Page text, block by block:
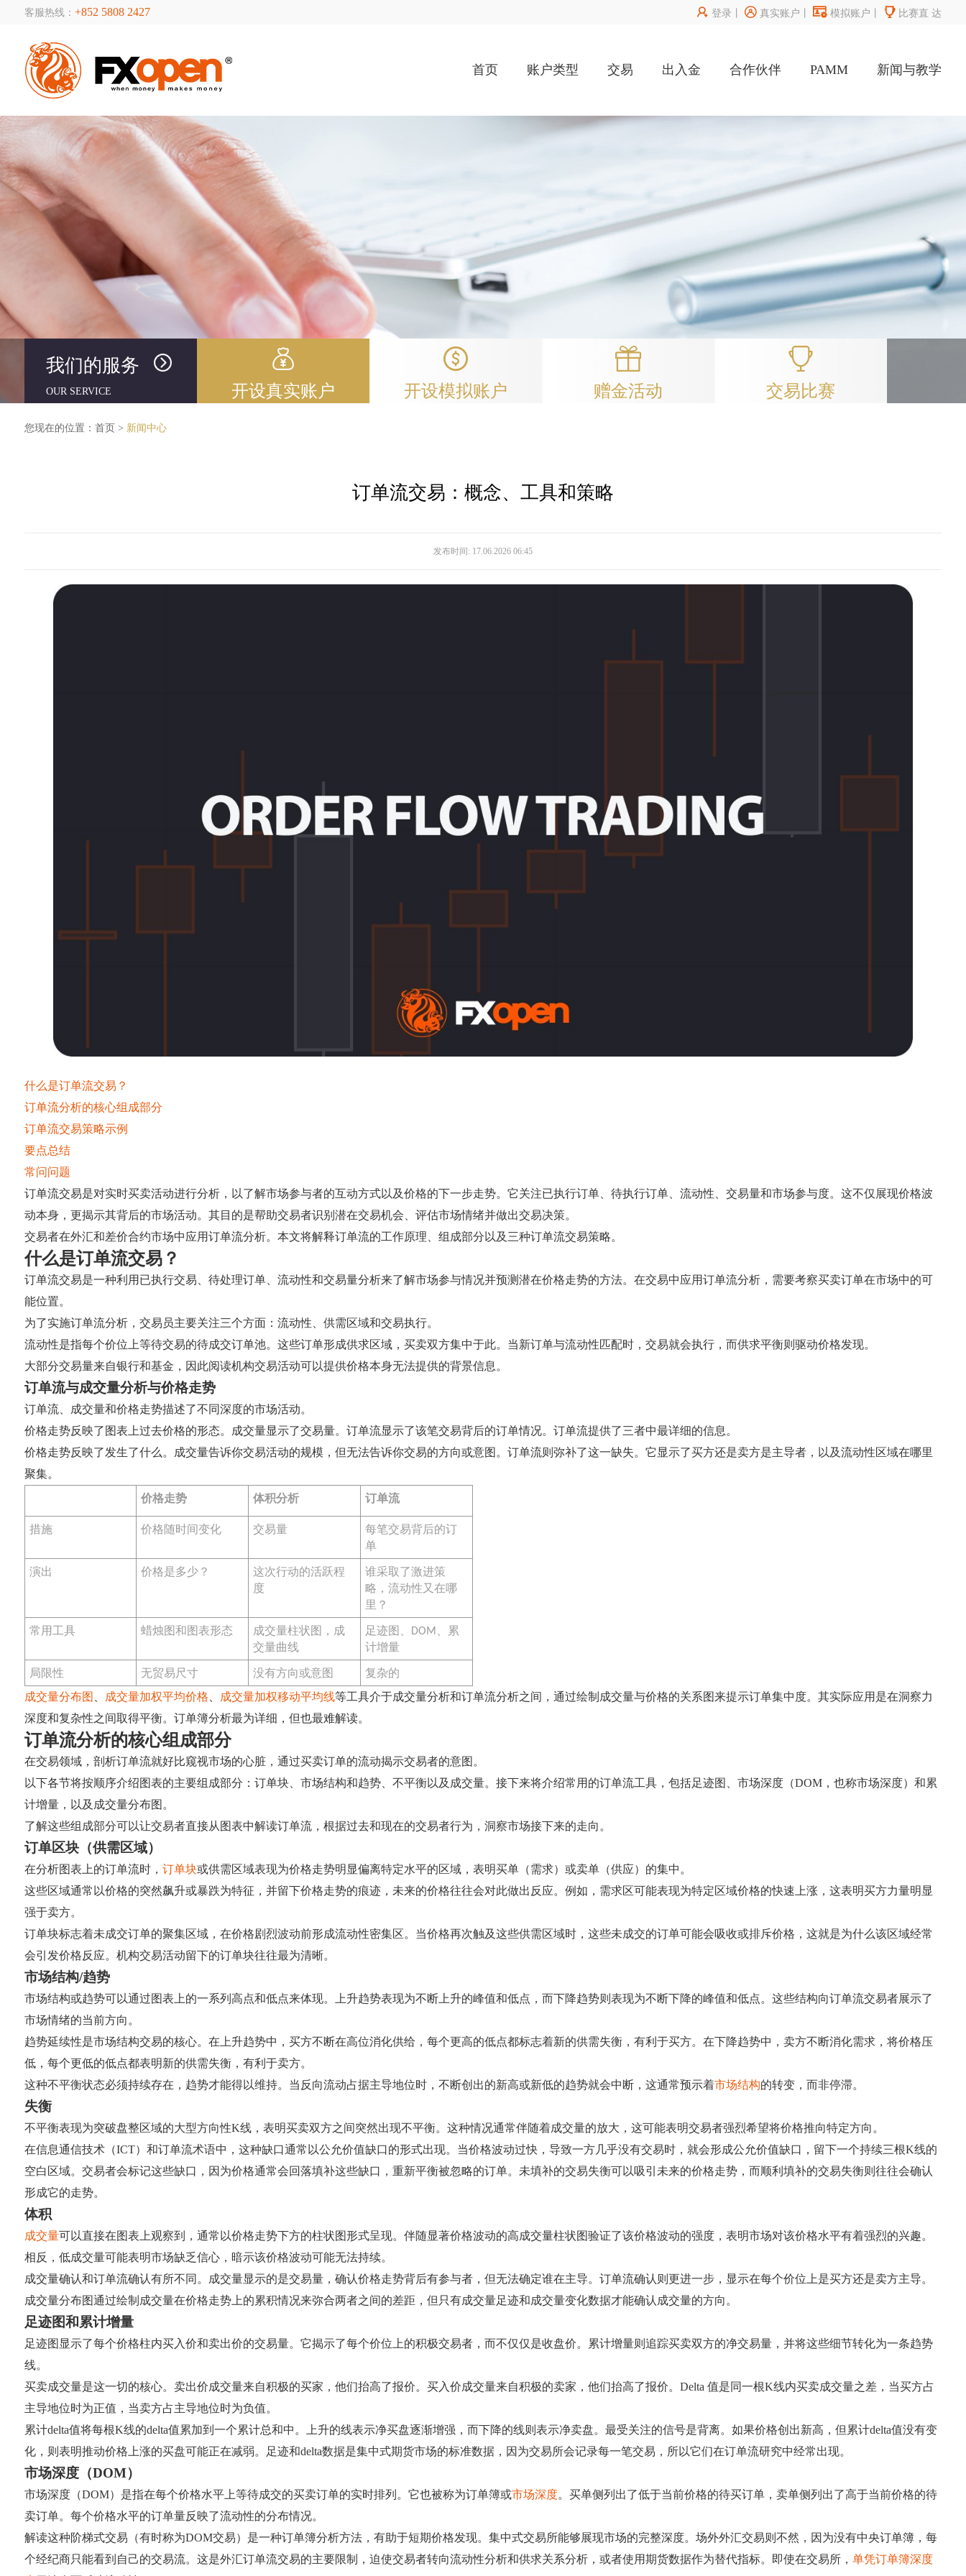
客服热线： +852 5808 2427  登录 丨 真实账户  模拟账户  比赛直 达
首页 账户类型 交易 出入金 合作伙伴 PAMM 新闻与教学
我们的服务
OUR SERVICE 开设真实账户 开设模拟账户 赠金活动 交易比赛
您现在的位置： 首页 > 新闻中心
订单流交易：概念、工具和策略
发布时间: 17.06.2026 06:45
什么是订单流交易？
订单流分析的核心组成部分
订单流交易策略示例
要点总结
常问问题
订单流交易是对实时买卖活动进行分析，以了解市场参与者的互动方式以及价格的下一步走势。它关注已执行订单、待执行订单、流动性、交易量和市场参与度。这不仅展现价格波
动本身，更揭示其背后的市场活动。其目的是帮助交易者识别潜在交易机会、评估市场情绪并做出交易决策。
交易者在外汇和差价合约市场中应用订单流分析。本文将解释订单流的工作原理、组成部分以及三种订单流交易策略。
什么是订单流交易？
订单流交易是一种利用已执行交易、待处理订单、流动性和交易量分析来了解市场参与情况并预测潜在价格走势的方法。在交易中应用订单流分析，需要考察买卖订单在市场中的可
能位置。
为了实施订单流分析，交易员主要关注三个方面：流动性、供需区域和交易执行。
流动性是指每个价位上等待交易的待成交订单池。这些订单形成供求区域，买卖双方集中于此。当新订单与流动性匹配时，交易就会执行，而供求平衡则驱动价格发现。
大部分交易量来自银行和基金，因此阅读机构交易活动可以提供价格本身无法提供的背景信息。
订单流与成交量分析与价格走势
订单流、成交量和价格走势描述了不同深度的市场活动。
价格走势反映了图表上过去价格的形态。成交量显示了交易量。订单流显示了该笔交易背后的订单情况。订单流提供了三者中最详细的信息。
价格走势反映了发生了什么。成交量告诉你交易活动的规模，但无法告诉你交易的方向或意图。订单流则弥补了这一缺失。它显示了买方还是卖方是主导者，以及流动性区域在哪里
聚集。
价格走势 体积分析 订单流
措施 价格随时间变化 交易量
每笔交易背后的订
单
演出 价格是多少？
这次行动的活跃程
度
谁采取了激进策
略，流动性又在哪
里？
常用工具 蜡烛图和图表形态
成交量柱状图，成
交量曲线
足迹图、DOM、累
计增量
局限性 无贸易尺寸 没有方向或意图 复杂的
成交量分布图 成交量加权平均价格 成交​​量加权移动平均线等工具介于成交量分析和订单流分析之间，通过绘制成交量与价格的关系图来提示订单集中度。其实际应用是在洞察力
深度和复杂性之间取得平衡。订单簿分析最为详细，但也最难解读。
订单流分析的核心组成部分
在交易领域，剖析订单流就好比窥视市场的心脏，通过买卖订单的流动揭示交易者的意图。
以下各节将按顺序介绍图表的主要组成部分：订单块、市场结构和趋势、不平衡以及成交量。接下来将介绍常用的订单流工具，包括足迹图、市场深度（DOM，也称市场深度）和累
计增量，以及成交量分布图。
了解这些组成部分可以让交易者直接从图表中解读订单流，根据过去和现在的交易者行为，洞察市场接下来的走向。
订单区块（供需区域）
在分析图表上的订单流时， 订单块或供需区域表现为价格走势明显偏离特定水平的区域，表明买单（需求）或卖单（供应）的集中。
这些区域通常以价格的突然飙升或暴跌为特征，并留下价格走势的痕迹，未来的价格往往会对此做出反应。例如，需求区可能表现为特定区域价格的快速上涨，这表明买方力量明显
强于卖方。
订单块标志着未成交订单的聚集区域，在价格剧烈波动前形成流动性密集区。当价格再次触及这些供需区域时，这些未成交的订单可能会吸收或排斥价格，这就是为什么该区域经常
会引发价格反应。机构交易活动留下的订单块往往最为清晰。
市场结构/趋势
市场结构或趋势可以通过图表上的一系列高点和低点来体现。上升趋势表现为不断上升的峰值和低点，而下降趋势则表现为不断下降的峰值和低点。这些结构向订单流交易者展示了
市场情绪的当前方向。
趋势延续性是市场结构交易的核心。在上升趋势中，买方不断在高位消化供给，每个更高的低点都标志着新的供需失衡，有利于买方。在下降趋势中，卖方不断消化需求，将价格压
低，每个更低的低点都表明新的供需失衡，有利于卖方。
这种不平衡状态必须持续存在，趋势才能得以维持。当反向流动占据主导地位时，不断创出的新高或新低的趋势就会中断，这通常预示着市场结构的转变，而非停滞。
失衡
不平衡表现为突破盘整区域的大型方向性K线，表明买卖双方之间突然出现不平衡。这种情况通常伴随着成交量的放大，这可能表明交易者强烈希望将价格推向特定方向。
在信息通信技术（ICT）和订单流术语中，这种缺口通常以公允价值缺口的形式出现。当价格波动过快，导致一方几乎没有交易时，就会形成公允价值缺口，留下一个持续三根K线的
空白区域。交易者会标记这些缺口，因为价格通常会回落填补这些缺口，重新平衡被忽略的订单。未填补的交易失衡可以吸引未来的价格走势，而顺利填补的交易失衡则往往会确认
形成它的走势。
体积
成交量可以直接在图表上观察到，通常以价格走势下方的柱状图形式呈现。伴随显著价格波动的高成交量柱状图验证了该价格波动的强度，表明市场对该价格水平有着强烈的兴趣。
相反，低成交量可能表明市场缺乏信心，暗示该价格波动可能无法持续。
成交量确认和订单流确认有所不同。成交量显示的是交易量，确认价格走势背后有参与者，但无法确定谁在主导。订单流确认则更进一步，显示在每个价位上是买方还是卖方主导。
成交量分布图通过绘制成交量在价格走势上的累积情况来弥合两者之间的差距，但只有成交量足迹和成交量变化数据才能确认成交量的方向。
足迹图和累计增量
足迹图显示了每个价格柱内买入价和卖出价的交易量。它揭示了每个价位上的积极交易者，而不仅仅是收盘价。累计增量则追踪买卖双方的净交易量，并将这些细节转化为一条趋势
线。
买卖成交量是这一切的核心。卖出价成交量来自积极的买家，他们抬高了报价。买入价成交量来自积极的卖家，他们抬高了报价。Delta 值是同一根K线内买卖成交量之差，当买方占
主导地位时为正值，当卖方占主导地位时为负值。
累计delta值将每根K线的delta值累加到一个累计总和中。上升的线表示净买盘逐渐增强，而下降的线则表示净卖盘。最受关注的信号是背离。如果价格创出新高，但累计delta值没有变
化，则表明推动价格上涨的买盘可能正在减弱。足迹和delta数据是集中式期货市场的标准数据，因为交易所会记录每一笔交易，所以它们在订单流研究中经常出现。
市场深度（DOM）
市场深度（DOM）是指在每个价格水平上等待成交的买卖订单的实时排列。它也被称为订单簿或市场深度。买单侧列出了低于当前价格的待买订单，卖单侧列出了高于当前价格的待
卖订单。每个价格水平的订单量反映了流动性的分布情况。
解读这种阶梯式交易（有时称为DOM交易）是一种订单簿分析方法，有助于短期价格发现。集中式交易所能够展现市场的完整深度。场外外汇交易则不然，因为没有中央订单簿，每
个经纪商只能看到自己的交易流。这是外汇订单流交易的主要限制，迫使交易者转向流动性分析和供求关系分析，或者使用期货数据作为替代指标。即使在交易所， 单凭订单簿深度